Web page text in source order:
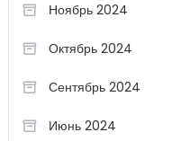
Ноябрь 2024
Октябрь 2024
Сентябрь 2024
Июнь 2024